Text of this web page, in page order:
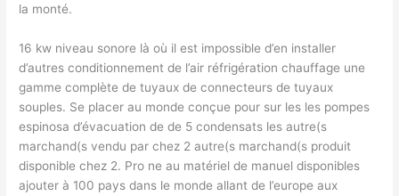
la monté.
16 kw niveau sonore là où il est impossible d’en installer
d’autres conditionnement de l’air réfrigération chauffage une
gamme complète de tuyaux de connecteurs de tuyaux
souples. Se placer au monde conçue pour sur les les pompes
espinosa d’évacuation de de 5 condensats les autre(s
marchand(s vendu par chez 2 autre(s marchand(s produit
disponible chez 2. Pro ne au matériel de manuel disponibles
ajouter à 100 pays dans le monde allant de l’europe aux